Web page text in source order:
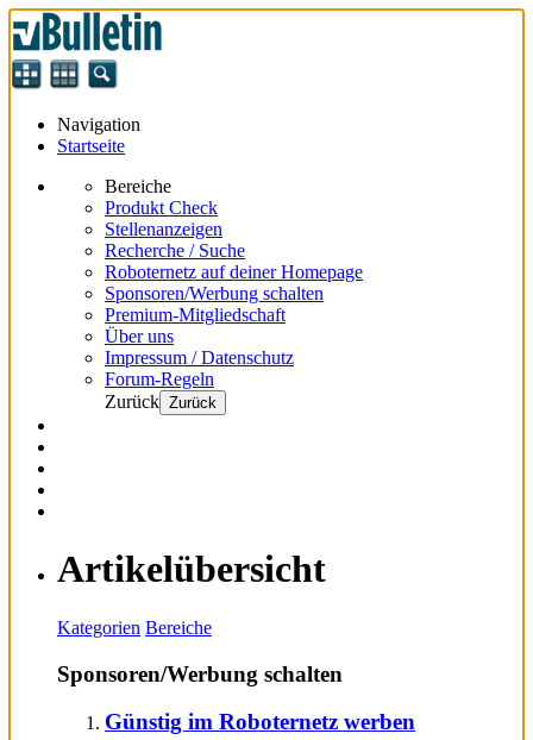
Navigation
Startseite
Bereiche
Produkt Check
Stellenanzeigen
Recherche / Suche
Roboternetz auf deiner Homepage
Sponsoren/Werbung schalten
Premium-Mitgliedschaft
Über uns
Impressum / Datenschutz
Forum-Regeln
Zurück Zurück
Artikelübersicht
Kategorien Bereiche
Sponsoren/Werbung schalten
Günstig im Roboternetz werben